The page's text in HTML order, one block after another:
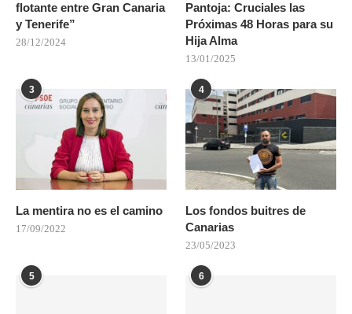
flotante entre Gran Canaria
y Tenerife”
28/12/2024
Pantoja: Cruciales las
Próximas 48 Horas para su
Hija Alma
13/01/2025
3
La mentira no es el camino
17/09/2022
4
Los fondos buitres de
Canarias
23/05/2023
5 6